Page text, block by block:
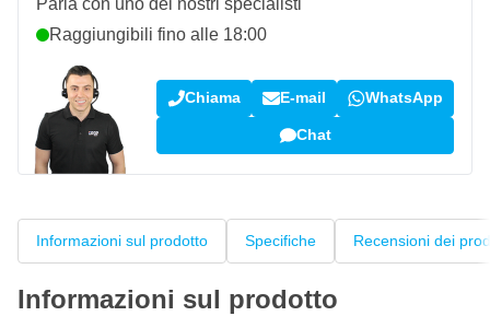
Parla con uno dei nostri specialisti
Raggiungibili fino alle 18:00
Chiama E-mail WhatsApp
Chat
Informazioni sul prodotto Specifiche Recensioni dei
Informazioni sul prodotto